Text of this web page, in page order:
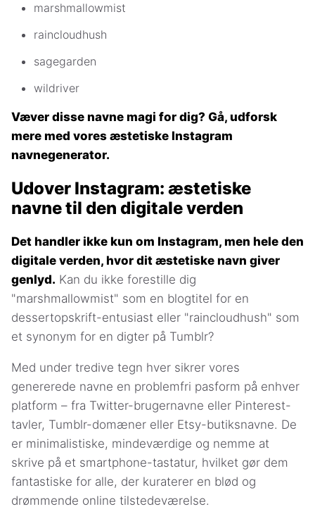
marshmallowmist
raincloudhush
sagegarden
wildriver
Væver disse navne magi for dig? Gå, udforsk
mere med vores æstetiske Instagram
navnegenerator.
Udover Instagram: æstetiske
navne til den digitale verden
Det handler ikke kun om Instagram, men hele den
digitale verden, hvor dit æstetiske navn giver
genlyd. Kan du ikke forestille dig
"marshmallowmist" som en blogtitel for en
dessertopskrift-entusiast eller "raincloudhush" som
et synonym for en digter på Tumblr?
Med under tredive tegn hver sikrer vores
genererede navne en problemfri pasform på enhver
platform – fra Twitter-brugernavne eller Pinterest-
tavler, Tumblr-domæner eller Etsy-butiksnavne. De
er minimalistiske, mindeværdige og nemme at
skrive på et smartphone-tastatur, hvilket gør dem
fantastiske for alle, der kuraterer en blød og
drømmende online tilstedeværelse.